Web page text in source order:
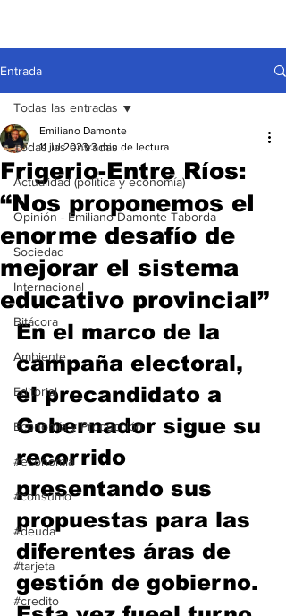
Entrada
Todas las entradas
Actualidad (política y economía)
Opinión - Emiliano Damonte Taborda
Sociedad
Internacional
Bitácora
Ambiente
Editorial
Economía y Producción
#economia
#consumo
#deuda
#tarjeta
#credito
Todas las entradas
Frigerio-Entre Ríos:
“Nos proponemos el
enorme desafío de
mejorar el sistema
educativo provincial”
Emiliano Damonte
11 jul 2023 3 min de lectura
En el marco de la
campaña electoral,
el precandidato a
Gobernador sigue su
recorrido
presentando sus
propuestas para las
diferentes áras de
gestión de gobierno.